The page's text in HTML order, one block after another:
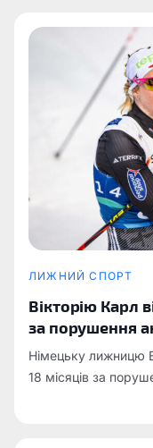
ЛИЖНИЙ СПОРТ
Вікторію Карл
за порушення
Німецьку лижницю
18 місяців за